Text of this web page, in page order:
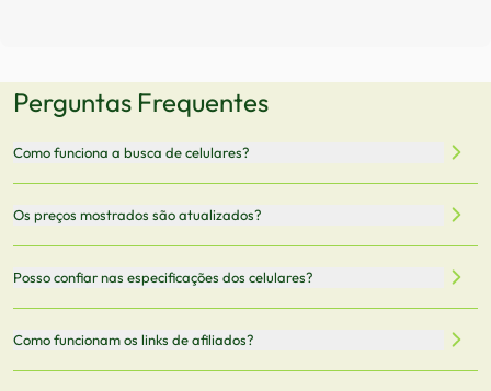
Perguntas Frequentes
Como funciona a busca de celulares?
armazenamento, memória RAM, bateria e conectividade
5G.
Os preços mostrados são atualizados?
vendedor antes de finalizar sua compra.
Posso confiar nas especificações dos celulares?
Como funcionam os links de afiliados?